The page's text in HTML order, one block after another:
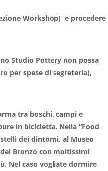
Workshop) e procedere
Studio Pottery non possa
per spese di segreteria),
tra boschi, campi e
in bicicletta. Nella “Food
dei dintorni, al Museo
Bronzo con moltissimi
Nel caso vogliate dormire